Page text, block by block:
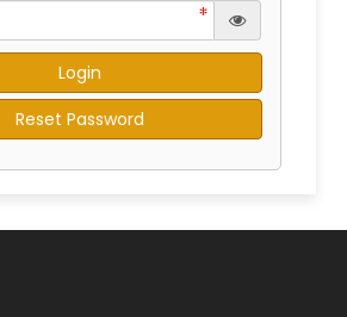
Reset Password